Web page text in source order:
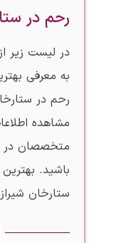
رحم در
در لیست زیر
به معرفی
رحم در
مشاهده
متخصصان در
باشید.
ستارخان